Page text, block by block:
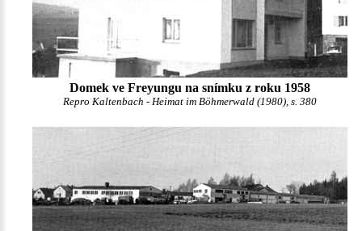
Domek ve Freyungu na snímku z roku 1958
Repro Kaltenbach - Heimat im Böhmerwald (1980), s. 380